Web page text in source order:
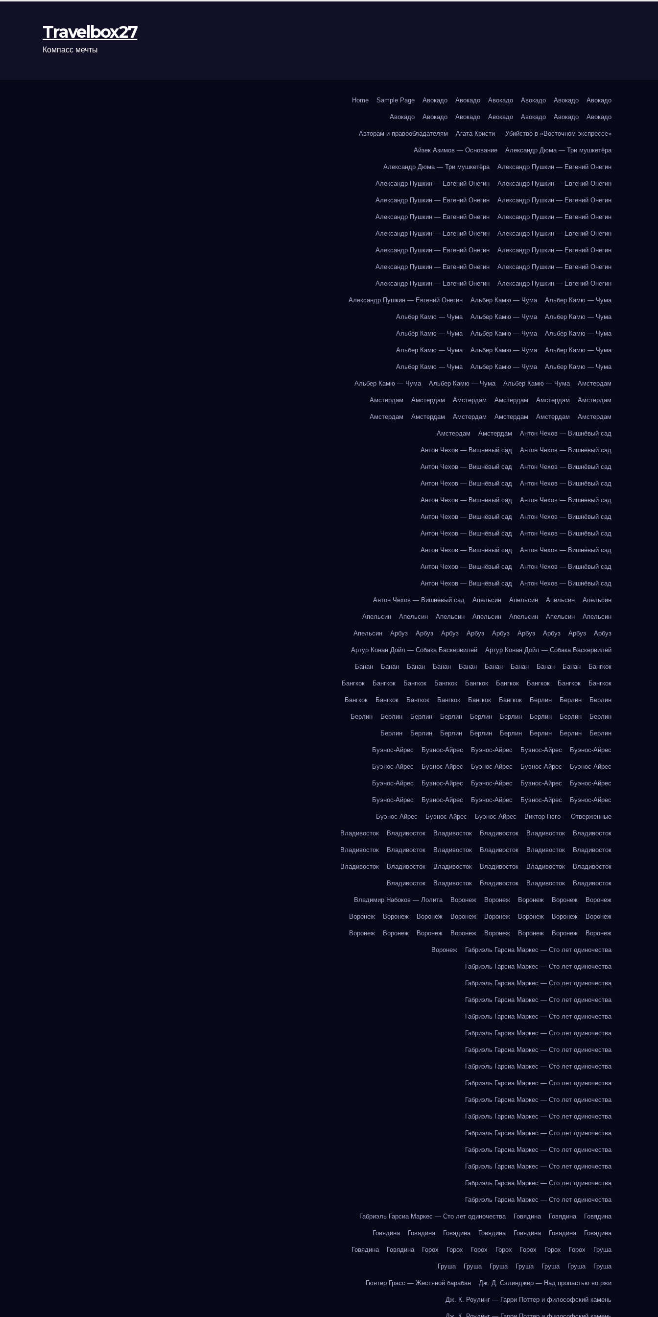
Travelbox27
Компасс мечты
Home Sample Page Авокадо Авокадо Авокадо Авокадо Авокадо Авокадо
Авокадо Авокадо Авокадо Авокадо Авокадо Авокадо Авокадо
Авторам и правообладателям Агата Кристи — Убийство в «Восточном экспрессе»
Айзек Азимов — Основание Александр Дюма — Три мушкетёра
Александр Дюма — Три мушкетёра Александр Пушкин — Евгений Онегин
Александр Пушкин — Евгений Онегин Александр Пушкин — Евгений Онегин
Александр Пушкин — Евгений Онегин Александр Пушкин — Евгений Онегин
Александр Пушкин — Евгений Онегин Александр Пушкин — Евгений Онегин
Александр Пушкин — Евгений Онегин Александр Пушкин — Евгений Онегин
Александр Пушкин — Евгений Онегин Александр Пушкин — Евгений Онегин
Александр Пушкин — Евгений Онегин Александр Пушкин — Евгений Онегин
Александр Пушкин — Евгений Онегин Александр Пушкин — Евгений Онегин
Александр Пушкин — Евгений Онегин Альбер Камю — Чума Альбер Камю — Чума
Альбер Камю — Чума Альбер Камю — Чума Альбер Камю — Чума
Альбер Камю — Чума Альбер Камю — Чума Альбер Камю — Чума
Альбер Камю — Чума Альбер Камю — Чума Альбер Камю — Чума
Альбер Камю — Чума Альбер Камю — Чума Альбер Камю — Чума
Альбер Камю — Чума Альбер Камю — Чума Альбер Камю — Чума Амстердам
Амстердам Амстердам Амстердам Амстердам Амстердам Амстердам
Амстердам Амстердам Амстердам Амстердам Амстердам Амстердам
Амстердам Амстердам Антон Чехов — Вишнёвый сад
Антон Чехов — Вишнёвый сад Антон Чехов — Вишнёвый сад
Антон Чехов — Вишнёвый сад Антон Чехов — Вишнёвый сад
Антон Чехов — Вишнёвый сад Антон Чехов — Вишнёвый сад
Антон Чехов — Вишнёвый сад Антон Чехов — Вишнёвый сад
Антон Чехов — Вишнёвый сад Антон Чехов — Вишнёвый сад
Антон Чехов — Вишнёвый сад Антон Чехов — Вишнёвый сад
Антон Чехов — Вишнёвый сад Антон Чехов — Вишнёвый сад
Антон Чехов — Вишнёвый сад Антон Чехов — Вишнёвый сад
Антон Чехов — Вишнёвый сад Антон Чехов — Вишнёвый сад
Антон Чехов — Вишнёвый сад Апельсин Апельсин Апельсин Апельсин
Апельсин Апельсин Апельсин Апельсин Апельсин Апельсин Апельсин
Апельсин Арбуз Арбуз Арбуз Арбуз Арбуз Арбуз Арбуз Арбуз Арбуз
Артур Конан Дойл — Собака Баскервилей Артур Конан Дойл — Собака Баскервилей
Банан Банан Банан Банан Банан Банан Банан Банан Банан Бангкок
Бангкок Бангкок Бангкок Бангкок Бангкок Бангкок Бангкок Бангкок Бангкок
Бангкок Бангкок Бангкок Бангкок Бангкок Бангкок Берлин Берлин Берлин
Берлин Берлин Берлин Берлин Берлин Берлин Берлин Берлин Берлин
Берлин Берлин Берлин Берлин Берлин Берлин Берлин Берлин
Буэнос-Айрес Буэнос-Айрес Буэнос-Айрес Буэнос-Айрес Буэнос-Айрес
Буэнос-Айрес Буэнос-Айрес Буэнос-Айрес Буэнос-Айрес Буэнос-Айрес
Буэнос-Айрес Буэнос-Айрес Буэнос-Айрес Буэнос-Айрес Буэнос-Айрес
Буэнос-Айрес Буэнос-Айрес Буэнос-Айрес Буэнос-Айрес Буэнос-Айрес
Буэнос-Айрес Буэнос-Айрес Буэнос-Айрес Виктор Гюго — Отверженные
Владивосток Владивосток Владивосток Владивосток Владивосток Владивосток
Владивосток Владивосток Владивосток Владивосток Владивосток Владивосток
Владивосток Владивосток Владивосток Владивосток Владивосток Владивосток
Владивосток Владивосток Владивосток Владивосток Владивосток
Владимир Набоков — Лолита Воронеж Воронеж Воронеж Воронеж Воронеж
Воронеж Воронеж Воронеж Воронеж Воронеж Воронеж Воронеж Воронеж
Воронеж Воронеж Воронеж Воронеж Воронеж Воронеж Воронеж Воронеж
Воронеж Габриэль Гарсиа Маркес — Сто лет одиночества
Габриэль Гарсиа Маркес — Сто лет одиночества
Габриэль Гарсиа Маркес — Сто лет одиночества
Габриэль Гарсиа Маркес — Сто лет одиночества
Габриэль Гарсиа Маркес — Сто лет одиночества
Габриэль Гарсиа Маркес — Сто лет одиночества
Габриэль Гарсиа Маркес — Сто лет одиночества
Габриэль Гарсиа Маркес — Сто лет одиночества
Габриэль Гарсиа Маркес — Сто лет одиночества
Габриэль Гарсиа Маркес — Сто лет одиночества
Габриэль Гарсиа Маркес — Сто лет одиночества
Габриэль Гарсиа Маркес — Сто лет одиночества
Габриэль Гарсиа Маркес — Сто лет одиночества
Габриэль Гарсиа Маркес — Сто лет одиночества
Габриэль Гарсиа Маркес — Сто лет одиночества
Габриэль Гарсиа Маркес — Сто лет одиночества
Габриэль Гарсиа Маркес — Сто лет одиночества Говядина Говядина Говядина
Говядина Говядина Говядина Говядина Говядина Говядина Говядина
Говядина Говядина Горох Горох Горох Горох Горох Горох Горох Груша
Груша Груша Груша Груша Груша Груша Груша
Гюнтер Грасс — Жестяной барабан Дж. Д. Сэлинджер — Над пропастью во ржи
Дж. К. Роулинг — Гарри Поттер и философский камень